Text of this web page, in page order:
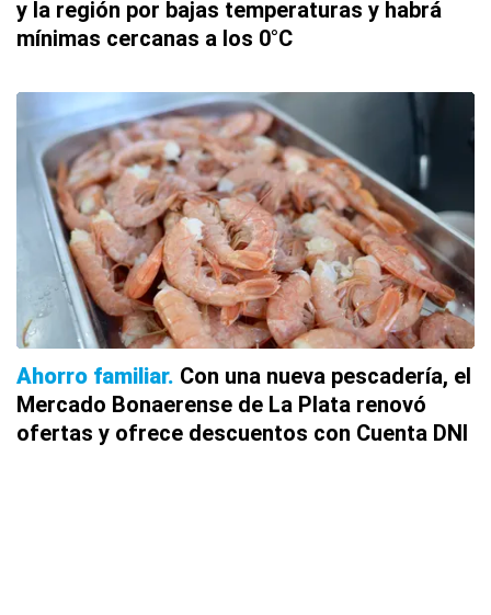
y la región por bajas temperaturas y habrá
mínimas cercanas a los 0°C
Ahorro familiar Con una nueva pescadería, el
Mercado Bonaerense de La Plata renovó
ofertas y ofrece descuentos con Cuenta DNI